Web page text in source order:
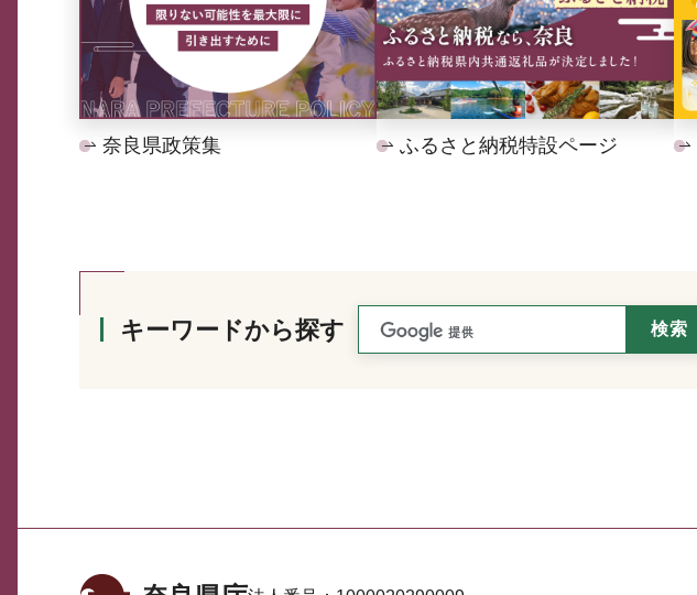
奈良県政策集 ふるさと納税特設ページ
キーワードから探す